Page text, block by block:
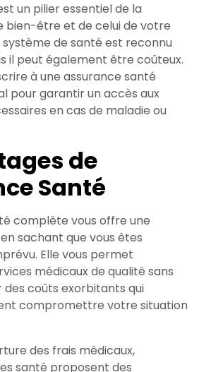
un pilier essentiel de la
bien-être et de celui de votre
système de santé est reconnu
il peut également être coûteux.
à une assurance santé
pour garantir un accès aux
en cas de maladie ou
de
Santé
complète vous offre une
sachant que vous êtes
Elle vous permet
médicaux de qualité sans
des coûts exorbitants qui
compromettre votre situation
des frais médicaux,
santé proposent des